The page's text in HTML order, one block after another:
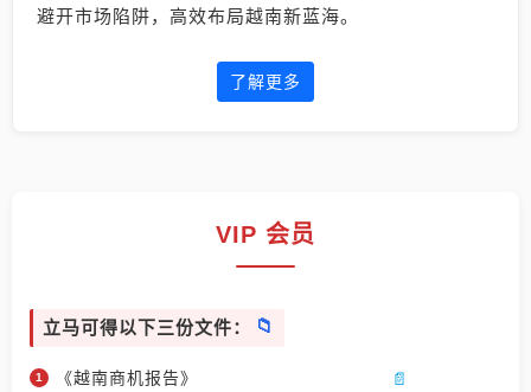
避开市场陷阱，高效布局越南新蓝海。
了解更多
VIP 会员
立马可得以下三份文件：
《越南商机报告》